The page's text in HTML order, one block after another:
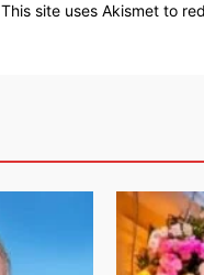
This site uses Akismet to